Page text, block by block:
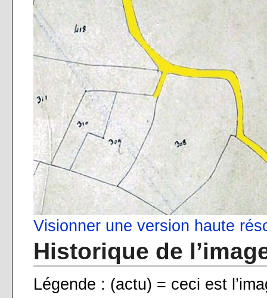
Visionner une version haute
Historique de
Légende : (actu) = ceci est